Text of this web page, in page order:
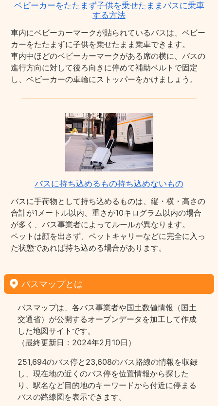
ベビーカーをたたまず子供を乗せたままバスに乗車
する方法
車内にベビーカーマークが貼られているバスは、ベビー
カーをたたまずに子供を乗せたまま乗車できます。
車内中ほどのベビーカーマークがある席の横に、バスの
進行方向に対して後ろ向きに停めて補助ベルトで固定
し、ベビーカーの車輪にストッパーをかけましょう。
バスに持ち込めるもの持ち込めないもの
バスに手荷物として持ち込めるものは、縦・横・高さの
合計が1メートル以内、重さが10キログラム以内の場合
が多く、バス事業者によってルールが異なります。
ペットは顔を出さず、ペットキャリーなどに完全に入っ
た状態であれば持ち込める場合があります。
バスマップとは
バスマップは、各バス事業者や国土数値情報（国土
交通省）が公開するオープンデータを加工して作成
した地図サイトです。
（最終更新日：2024年2月10日）
251,694のバス停と23,608のバス路線の情報を収録
し、現在地の近くのバス停を位置情報から探した
り、駅名など目的地のキーワードから付近に停まる
バスの路線図を表示できます。